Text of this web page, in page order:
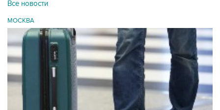
Все новости
МОСКВА